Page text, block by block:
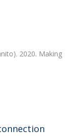
2020. Making